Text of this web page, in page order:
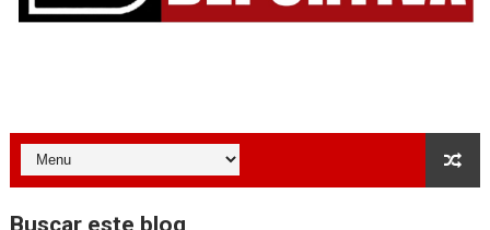
URUBAMBA CORONÓ A LOS ARGENTINOS
ÁNGELO CARO SE CONSAGRA SUBCAMPEÓN MUNDIAL
Buscar este blog